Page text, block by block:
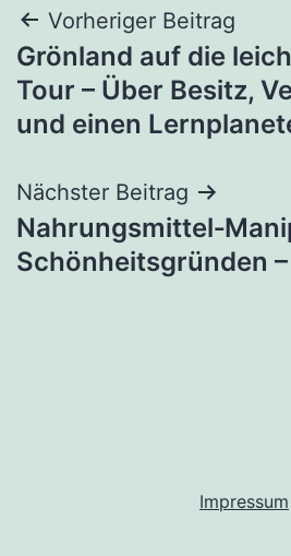
Vorheriger Beitrag
Grönland auf die
Tour – Über Besitz,
und einen
Nächster Beitrag
Schönheitsgründen
Impressum